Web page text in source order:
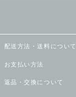
配送方法・送料について
お支払い方法
返品・交換について